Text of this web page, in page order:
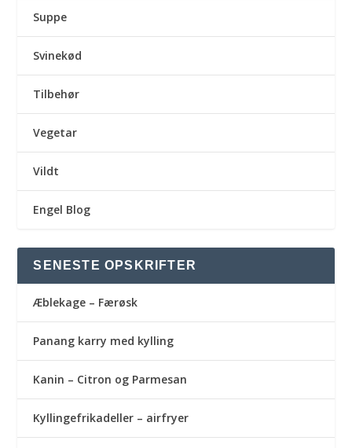
Suppe
Svinekød
Tilbehør
Vegetar
Vildt
Engel Blog
SENESTE OPSKRIFTER
Æblekage – Færøsk
Panang karry med kylling
Kanin – Citron og Parmesan
Kyllingefrikadeller – airfryer